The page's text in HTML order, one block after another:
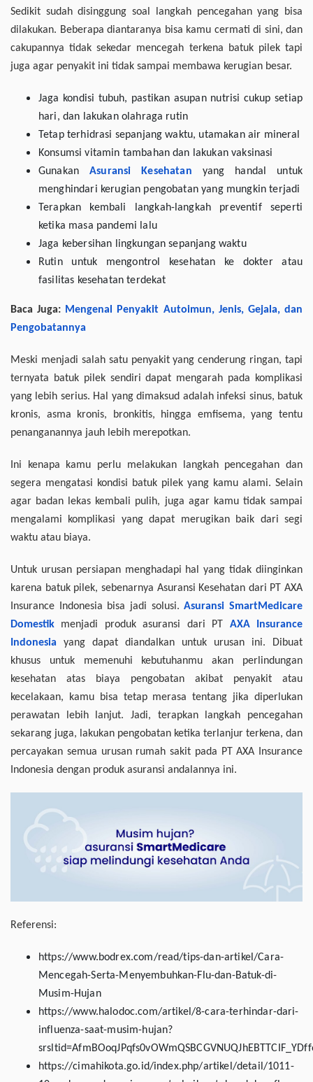
Sedikit sudah disinggung soal langkah pencegahan yang bisa
dilakukan. Beberapa diantaranya bisa kamu cermati di sini, dan
cakupannya tidak sekedar mencegah terkena batuk pilek tapi
juga agar penyakit ini tidak sampai membawa kerugian besar.
Jaga kondisi tubuh, pastikan asupan nutrisi cukup setiap
hari, dan lakukan olahraga rutin
Tetap terhidrasi sepanjang waktu, utamakan air mineral
Konsumsi vitamin tambahan dan lakukan vaksinasi
GunakanAsuransi Kesehatan yang handal untuk
menghindari kerugian pengobatan yang mungkin terjadi
Terapkan kembali langkah-langkah preventif seperti
ketika masa pandemi lalu
Jaga kebersihan lingkungan sepanjang waktu
Rutin untuk mengontrol kesehatan ke dokter atau
fasilitas kesehatan terdekat
Baca Juga: Mengenal Penyakit Autoimun, Jenis, Gejala, dan
Pengobatannya
Meski menjadi salah satu penyakit yang cenderung ringan, tapi
ternyata batuk pilek sendiri dapat mengarah pada komplikasi
yang lebih serius. Hal yang dimaksud adalah infeksi sinus, batuk
kronis, asma kronis, bronkitis, hingga emfisema, yang tentu
penanganannya jauh lebih merepotkan.
Ini kenapa kamu perlu melakukan langkah pencegahan dan
segera mengatasi kondisi batuk pilek yang kamu alami. Selain
agar badan lekas kembali pulih, juga agar kamu tidak sampai
mengalami komplikasi yang dapat merugikan baik dari segi
waktu atau biaya.
Untuk urusan persiapan menghadapi hal yang tidak diinginkan
karena batuk pilek, sebenarnya Asuransi Kesehatan dari PT AXA
Insurance Indonesia bisa jadi solusi.Asuransi SmartMedicare
Domestik menjadi produk asuransi dari PT AXA Insurance
Indonesia yang dapat diandalkan untuk urusan ini. Dibuat
khusus untuk memenuhi kebutuhanmu akan perlindungan
kesehatan atas biaya pengobatan akibat penyakit atau
kecelakaan, kamu bisa tetap merasa tentang jika diperlukan
perawatan lebih lanjut. Jadi, terapkan langkah pencegahan
sekarang juga, lakukan pengobatan ketika terlanjur terkena, dan
percayakan semua urusan rumah sakit pada PT AXA Insurance
Indonesia dengan produk asuransi andalannya ini.
Referensi:
https://www.bodrex.com/read/tips-dan-artikel/Cara-
Mencegah-Serta-Menyembuhkan-Flu-dan-Batuk-di-
Musim-Hujan
https://www.halodoc.com/artikel/8-cara-terhindar-dari-
influenza-saat-musim-hujan?
https://cimahikota.go.id/index.php/artikel/detail/1011-